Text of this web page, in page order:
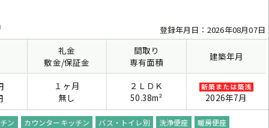
登録年月日：2026年08月07日
礼金
敷金/保証金
間取り
専有面積
建築年月
１ヶ月
無し
２ＬＤＫ
50.38m²
2026年7月
ン カウンターキッチン バス・トイレ別 洗浄便座
暖房便座